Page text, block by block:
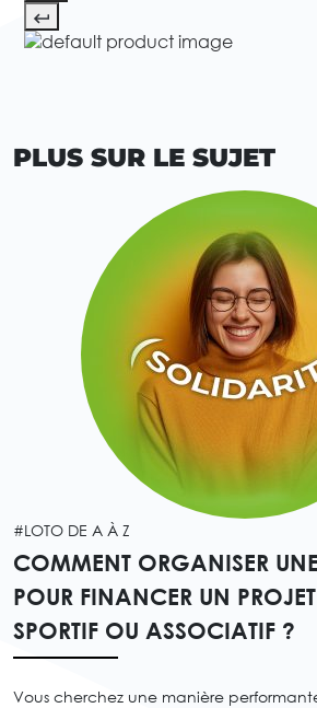
PLUS SUR LE SUJET
#LOTO DE A À Z
COMMENT ORGANISER
POUR FINANCER UN
SPORTIF OU ASSOCIATIF ?
Vous cherchez une manière